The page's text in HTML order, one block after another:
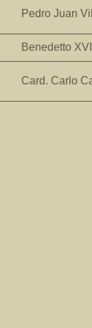
Pedro Juan
Benedetto XVI
Card. Carlo